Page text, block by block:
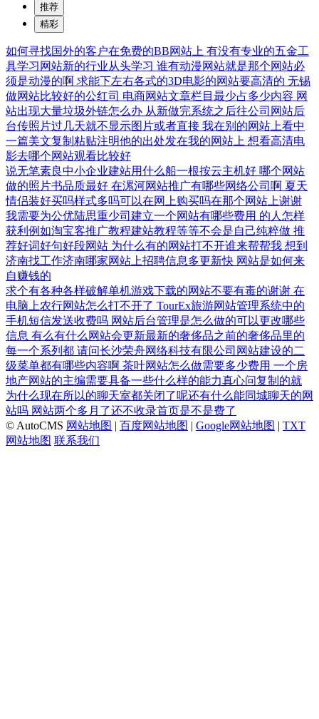
推荐
精彩
如何寻找国外的客户在免费的BB网站上 有没有专业的五金工
具学习网站新的行业从头学习 谁有动漫网站就是那个网站必
须是动漫的啊 求能下左右各式的3D电影的网站要高清的 无锡
做网站比较好的公红司 电商网站文章栏目最少占多少内容 网
站出现大量垃圾外链怎么办 从新做完系统之后往公司网站后
台传照片过几天就不显示图片或者直接 我在别的网站上看中
一篇美文复制粘贴注明他的出处发在我的网站上 想看高清电
影去哪个网站观看比较好
说无笔素良中小企业建站用什么船一根按云主机好 哪个网站
做的照片书品质最好 在漯河网站推广有哪些网络公司啊 夏天
情侣装好买吗样式多吗可以在网上购买吗在那个网站上谢谢
我需要为公优陆思重少司建立一个网站有哪些费用 的人怎样
获利例如淘宝客推广教程建站教程等等不会是自己纯粹做 推
荐好词好句好段网站 为什么有的网站打不开谁来帮帮我 想到
济南找工作济南哪家网站上招聘信息多更新快 网站是如何来
自赚钱的
求个有各种各样破解单机游戏下载的网站不要有毒的谢谢 在
电脑上农行网站怎么打不开了 TourEx旅游网站管理系统中的
手机短信发送收费吗 网站后台管理是怎么做的可以更改哪些
信息 有么有什么网站会更新最新的奢侈品之前的奢侈品里的
每一个系列都 请问长沙荣舟网络科技有限公司网站建设的二
级菜单都有哪些内容啊 茶叶网站怎么做需要多少费用 一个房
地产网站的主编需要具备一些什么样的能力真心问复制的就
为什么现在所以的聊天室都关闭了呢还有什么能同城聊天的网
站吗 网站两个多月了还不收录首页是不是费了
© AutoCMS 网站地图 | 百度网站地图 | Google网站地图 | TXT
网站地图 联系我们